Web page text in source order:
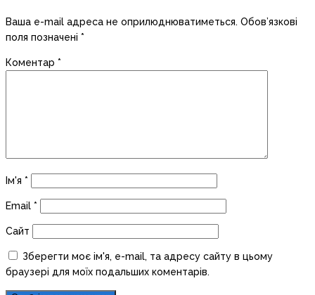
Ваша e-mail адреса не оприлюднюватиметься. Обов’язкові
поля позначені *
Коментар *
Ім'я *
Email *
Сайт
Зберегти моє ім'я, e-mail, та адресу сайту в цьому
браузері для моїх подальших коментарів.